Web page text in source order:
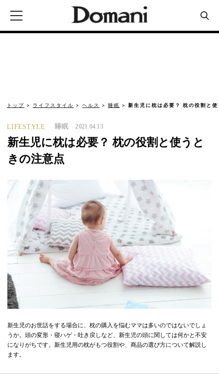
トップ ライフスタイル ヘルス 睡眠 新生児に枕は必要？ 枕の役割と
LIFESTYLE 睡眠 2021.04.13
新生児に枕は必要？ 枕の役割と使うと
きの注意点
新生児のお世話をする場合に、枕の購入を悩むママは多いのではないでしょ
うか。頭の変形・寝ハゲ・吐き戻しなど、新生児の頭に関しては何かと不安
になりがちです。新生児用の枕がもつ役割や、商品の選び方について解説し
ます。